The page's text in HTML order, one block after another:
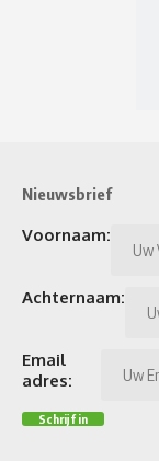
Nieuwsbrief
Voornaam:
Achternaam:
Email
adres: